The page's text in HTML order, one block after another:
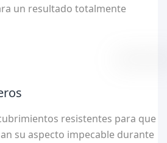
un resultado totalmente
resistentes para que
su aspecto impecable durante